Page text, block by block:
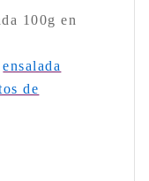
100g en
ensalada
de